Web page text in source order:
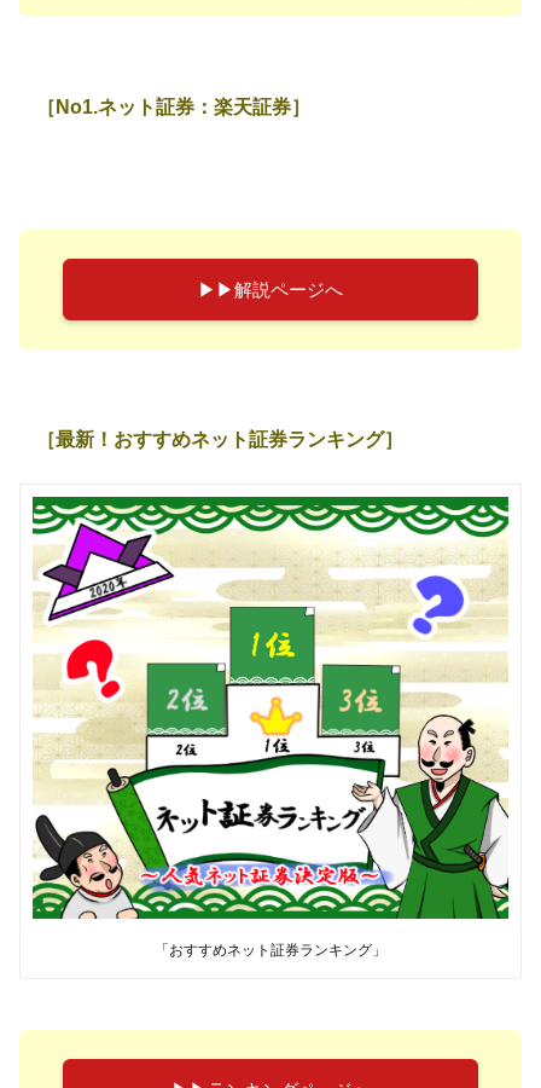
［No1.ネット証券：楽天証券］
▶︎▶︎解説ページへ
［最新！おすすめネット証券ランキング］
「おすすめネット証券ランキング」